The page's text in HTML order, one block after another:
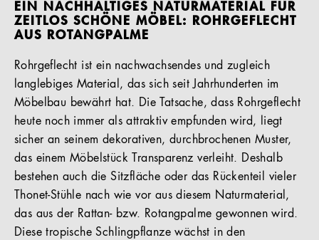
EIN NACHHALTIGES NATURMATERIAL FÜR
ZEITLOS SCHÖNE MÖBEL: ROHRGEFLECHT
AUS ROTANGPALME
Rohrgeflecht ist ein nachwachsendes und zugleich
langlebiges Material, das sich seit Jahrhunderten im
Möbelbau bewährt hat. Die Tatsache, dass Rohrgeflecht
heute noch immer als attraktiv empfunden wird, liegt
sicher an seinem dekorativen, durchbrochenen Muster,
das einem Möbelstück Transparenz verleiht. Deshalb
bestehen auch die Sitzfläche oder das Rückenteil vieler
Thonet-Stühle nach wie vor aus diesem Naturmaterial,
das aus der Rattan- bzw. Rotangpalme gewonnen wird.
Diese tropische Schlingpflanze wächst in den